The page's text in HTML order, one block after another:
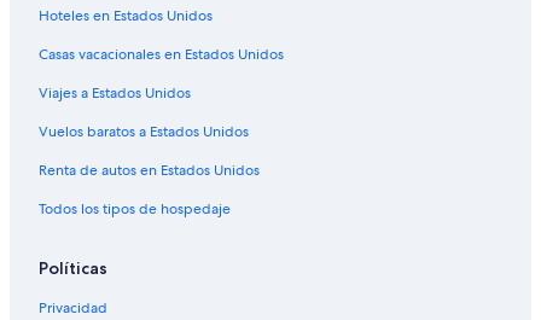
Hoteles en la playa en Flores
Hoteles familiares en Flores
Hoteles románticos en Flores
Hoteles con bar en Flores
Hoteles con estacionamiento en Flores
Hoteles en Estados Unidos
Casas vacacionales en Estados Unidos
Viajes a Estados Unidos
Vuelos baratos a Estados Unidos
Renta de autos en Estados Unidos
Todos los tipos de hospedaje
Políticas
Privacidad